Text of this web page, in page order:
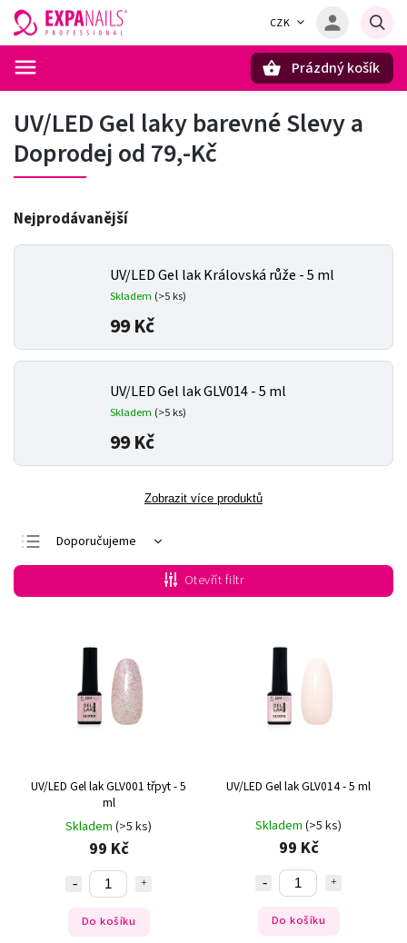
CZK
Prázdný košík
UV/LED Gel laky barevné Slevy a
Doprodej od 79,-Kč
Nejprodávanější
UV/LED Gel lak Královská růže - 5 ml
Skladem (>5 ks)
99 Kč
UV/LED Gel lak GLV014 - 5 ml
Skladem (>5 ks)
99 Kč
Zobrazit více produktů
Doporučujeme
Nejlevnější
Nejdražší
Abecedně
Otevřít filtr
UV/LED Gel lak GLV001 třpyt - 5
ml
Skladem (>5 ks)
99 Kč
Do košíku
UV/LED Gel lak GLV014 - 5 ml
Skladem (>5 ks)
99 Kč
Do košíku